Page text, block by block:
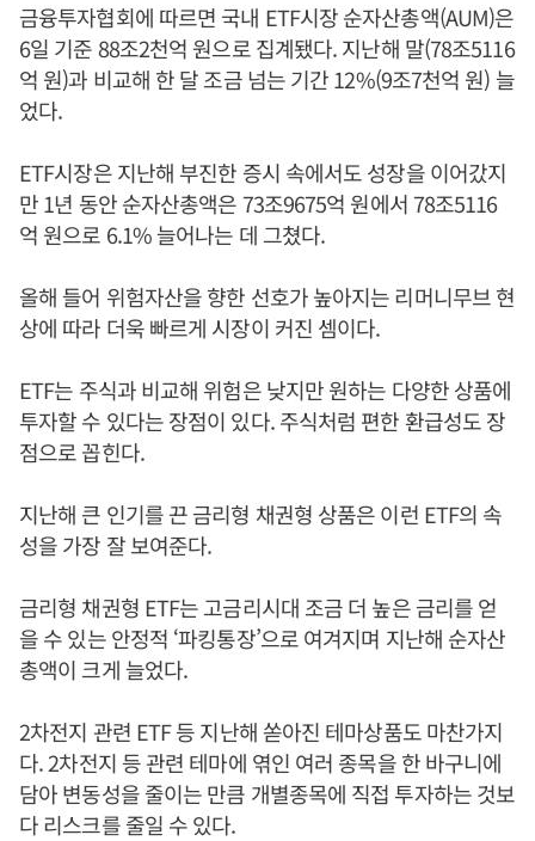
금융투자협회에 따르면 국내 ETF시장 순자산총액(AUM)은
6일 기준 88조2천억 원으로 집계됐다. 지난해 말(78조5116
억 원)과 비교해 한 달 조금 넘는 기간 12%(9조7천억 원) 늘
었다.
ETF시장은 지난해 부진한 증시 속에서도 성장을 이어갔지
만 1년 동안 순자산총액은 73조9675억 원에서 78조5116
억 원으로 6.1% 늘어나는 데 그쳤다.
올해 들어 위험자산을 향한 선호가 높아지는 리머니무브 현
상에 따라 더욱 빠르게 시장이 커진 셈이다.
ETF는 주식과 비교해 위험은 낮지만 원하는 다양한 상품에
투자할 수 있다는 장점이 있다. 주식처럼 편한 환급성도 장
점으로 꼽힌다.
지난해 큰 인기를 끈 금리형 채권형 상품은 이런 ETF의 속
성을 가장 잘 보여준다.
금리형 채권형 ETF는 고금리시대 조금 더 높은 금리를 얻
을 수 있는 안정적 ‘파킹통장’으로 여겨지며 지난해 순자산
총액이 크게 늘었다.
2차전지 관련 ETF 등 지난해 쏟아진 테마상품도 마찬가지
다. 2차전지 등 관련 테마에 엮인 여러 종목을 한 바구니에
담아 변동성을 줄이는 만큼 개별종목에 직접 투자하는 것보
다 리스크를 줄일 수 있다.